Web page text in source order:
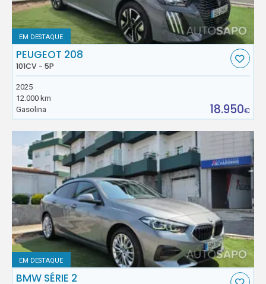
EM DESTAQUE
PEUGEOT 208
101CV - 5P
2025
12.000 km
Gasolina
18.950€
EM DESTAQUE
BMW SÉRIE 2